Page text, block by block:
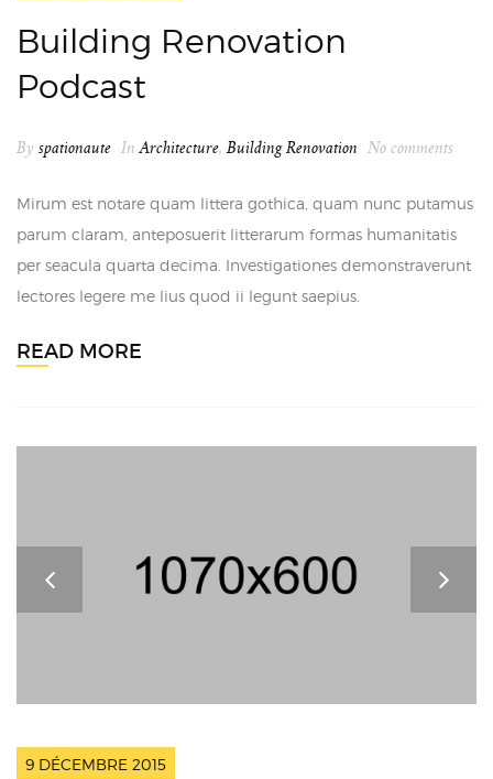
Building Renovation
Podcast
By spationaute InArchitecture, Building Renovation No comments
Mirum est notare quam littera gothica, quam nunc putamus
parum claram, anteposuerit litterarum formas humanitatis
per seacula quarta decima. Investigationes demonstraverunt
lectores legere me lius quod ii legunt saepius.
READ MORE
9 DÉCEMBRE 2015